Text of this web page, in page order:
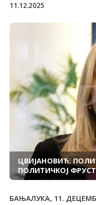
11.12.2025
ЦВИЈАНОВИЋ:
ПОЛИТИЧКОЈ
БАЊАЛУКА, 11.